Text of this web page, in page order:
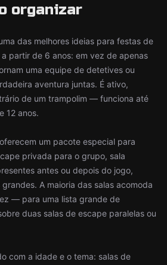
organizar
das melhores ideias para festas de
partir de 6 anos: em vez de apenas
uma equipe de detetives ou
aventura juntas. É ativo,
de um trampolim — funciona até
12 anos.
um pacote especial para
privada para o grupo, sala
antes ou depois do jogo,
A maioria das salas acomoda
— para uma lista grande de
duas salas de escape paralelas ou
com a idade e o tema: salas de